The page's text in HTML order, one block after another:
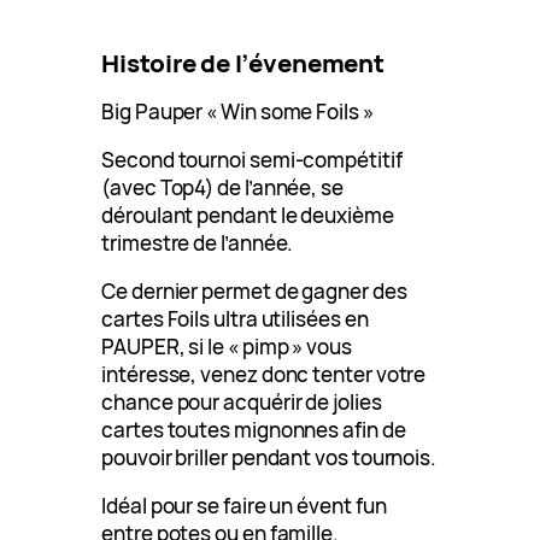
Histoire de l’évenement
Big Pauper « Win some Foils »
Second tournoi semi-compétitif
(avec Top4) de l’année, se
déroulant pendant le deuxième
trimestre de l’année.
Ce dernier permet de gagner des
cartes Foils ultra utilisées en
PAUPER, si le « pimp » vous
intéresse, venez donc tenter votre
chance pour acquérir de jolies
cartes toutes mignonnes afin de
pouvoir briller pendant vos tournois.
Idéal pour se faire un évent fun
entre potes ou en famille.